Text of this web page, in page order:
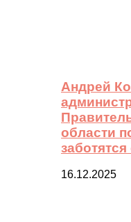
Андрей
области
16.12.2025